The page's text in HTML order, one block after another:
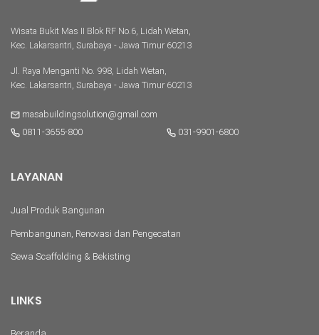
Wisata Bukit Mas II Blok RF No.6, Lidah Wetan,
Kec. Lakarsantri, Surabaya - Jawa Timur 60213
Jl. Raya Menganti No. 998, Lidah Wetan,
Kec. Lakarsantri, Surabaya - Jawa Timur 60213
masabuildingsolution@gmail.com
0811-3655-800
031-9901-6800
LAYANAN
Jual Produk Bangunan
Pembangunan, Renovasi dan Pengecatan
Sewa Scaffolding & Bekisting
LINKS